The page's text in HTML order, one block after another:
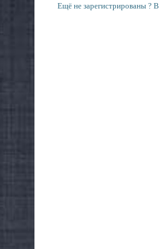
Ещё не зарегистрированы ?